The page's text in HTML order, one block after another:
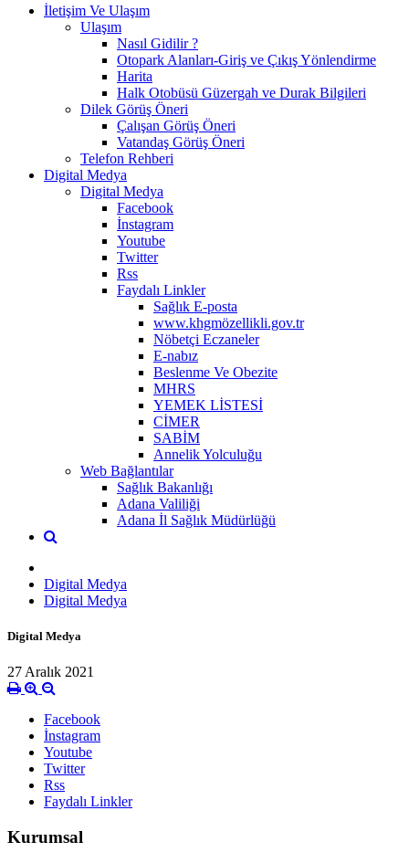
İletişim Ve Ulaşım
Ulaşım
Nasıl Gidilir ?
Otopark Alanları-Giriş ve Çıkış Yönlendirme
Harita
Halk Otobüsü Güzergah ve Durak Bilgileri
Dilek Görüş Öneri
Çalışan Görüş Öneri
Vatandaş Görüş Öneri
Telefon Rehberi
Digital Medya
Digital Medya
Facebook
İnstagram
Youtube
Twitter
Rss
Faydalı Linkler
Sağlık E-posta
www.khgmözellikli.gov.tr
Nöbetçi Eczaneler
E-nabız
Beslenme Ve Obezite
MHRS
YEMEK LİSTESİ
CİMER
SABİM
Annelik Yolculuğu
Web Bağlantılar
Sağlık Bakanlığı
Adana Valiliği
Adana İl Sağlık Müdürlüğü
Digital Medya
Digital Medya
Digital Medya
27 Aralık 2021
Facebook
İnstagram
Youtube
Twitter
Rss
Faydalı Linkler
Kurumsal